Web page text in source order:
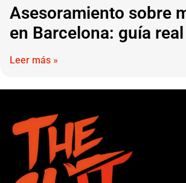
Asesoramiento sobre
en Barcelona: guía real
Leer más »